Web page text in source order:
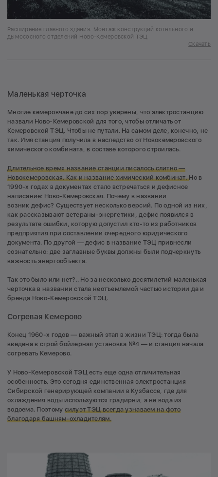
Расширение главного здания. Монтаж конструкций котельного и
дымососного отделений Ново-Кемеровской ТЭЦ
Скачать
Маленькая черточка
Многие кемеровчане до сих пор уверены, что электростанцию
назвали Ново-Кемеровской для того, чтобы отличать от
Кемеровской ТЭЦ. Чтобы не путали. На самом деле, конечно, не
так. Имя станция получила в наследство от Новокемеровского
химического комбината, в составе которого строилась.
Длительное время название станции писалось слитно —
Новокемеровская. Как и название химический комбинат.Но в
1990-х годах в документах стало встречаться и дефисное
написание: Ново-Кемеровская. Почему в названии
возник дефис? Существует несколько версий. По одной из них,
как рассказывают ветераны-энергетики, дефис появился в
результате ошибки, которую допустил кто-то из работников
предприятия при составлении очередного юридического
документа. По другой — дефис в название ТЭЦ привнесли
сознательно: две заглавные буквы должны были подчеркнуть
важность энергообъекта.
Так это было или нет?.. Но за несколько десятилетий маленькая
черточка в названии стала неотъемлемой частью истории да и
бренда Ново-Кемеровской ТЭЦ.
Согревая Кемерово
Конец 1960-х годов — важный этап в жизни ТЭЦ: тогда была
введена в строй бойлерная установка №4 — и станция начала
согревать Кемерово.
У Ново-Кемеровской ТЭЦ есть еще одна отличительная
особенность. Это сегодня единственная электростанция
Сибирской генерирующей компании в Кузбассе, где для
охлаждения воды используются градирни, а не вода из
водоема. Поэтому силуэт ТЭЦ всегда узнаваем на фото
благодаря башням-охладителям.